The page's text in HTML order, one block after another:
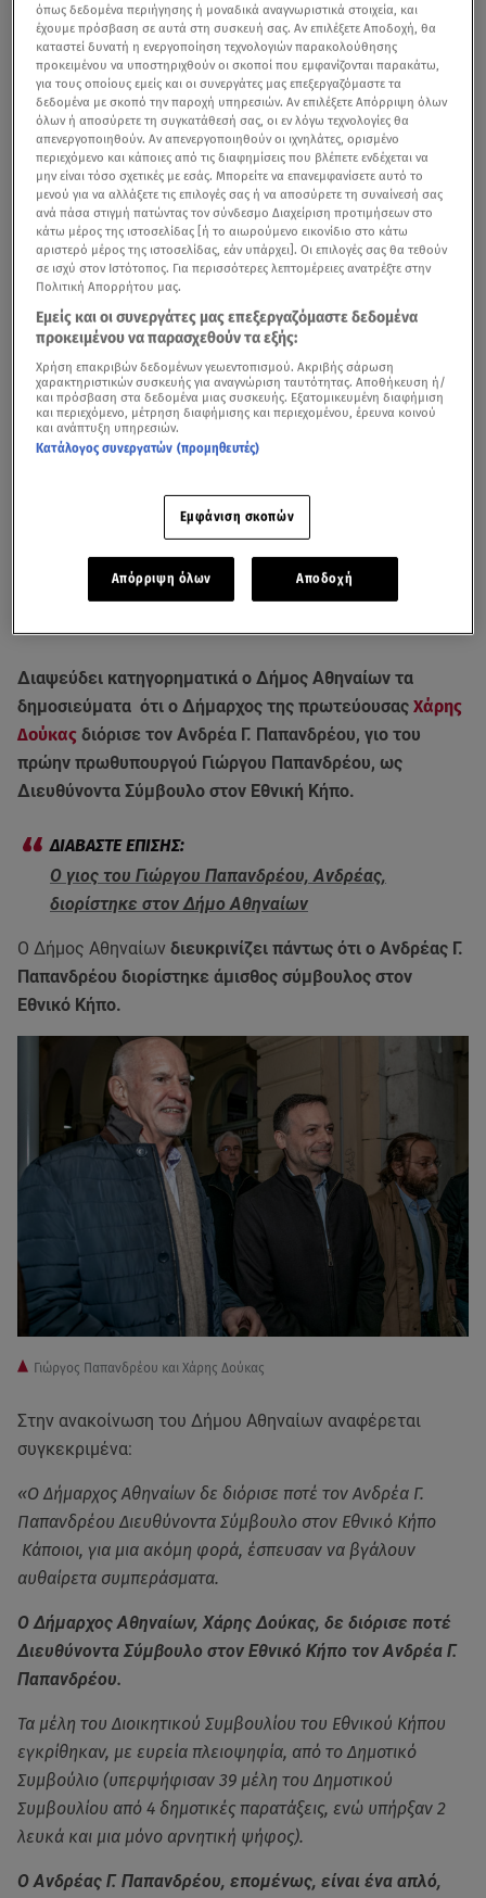
Διαψεύδει κατηγορηματικά ο Δήμος Αθηναίων τα
δημοσιεύματα ότι ο Δήμαρχος της πρωτεύουσας Χάρης
Δούκας διόρισε τον Ανδρέα Γ. Παπανδρέου, γιο του
πρώην πρωθυπουργού Γιώργου Παπανδρέου, ως
Διευθύνοντα Σύμβουλο στον Εθνική Κήπο.
Ο γιος του Γιώργου Παπανδρέου, Ανδρέας,
διορίστηκε στον Δήμο Αθηναίων
Ο Δήμος Αθηναίων διευκρινίζει πάντως ότι ο Ανδρέας Γ.
Παπανδρέου διορίστηκε άμισθος σύμβουλος στον
Εθνικό Κήπο.
Γιώργος Παπανδρέου και Χάρης Δούκας
Στην ανακοίνωση του Δήμου Αθηναίων αναφέρεται
συγκεκριμένα:
«Ο Δήμαρχος Αθηναίων δε διόρισε ποτέ τον Ανδρέα Γ.
Παπανδρέου Διευθύνοντα Σύμβουλο στον Εθνικό Κήπο
Κάποιοι, για μια ακόμη φορά, έσπευσαν να βγάλουν
αυθαίρετα συμπεράσματα.
Ο Δήμαρχος Αθηναίων, Χάρης Δούκας, δε διόρισε ποτέ
Διευθύνοντα Σύμβουλο στον Εθνικό Κήπο τον Ανδρέα Γ.
Παπανδρέου.
Τα μέλη του Διοικητικού Συμβουλίου του Εθνικού Κήπου
εγκρίθηκαν, με ευρεία πλειοψηφία, από το Δημοτικό
Συμβούλιο (υπερψήφισαν 39 μέλη του Δημοτικού
Συμβουλίου από 4 δημοτικές παρατάξεις, ενώ υπήρξαν 2
λευκά και μια μόνο αρνητική ψήφος).
Ο Ανδρέας Γ. Παπανδρέου, επομένως, είναι ένα απλό,
όπως δεδομένα περιήγησης ή μοναδικά αναγνωριστικά στοιχεία, και
έχουμε πρόσβαση σε αυτά στη συσκευή σας. Αν επιλέξετε Αποδοχή, θα
καταστεί δυνατή η ενεργοποίηση τεχνολογιών παρακολούθησης
προκειμένου να υποστηριχθούν οι σκοποί που εμφανίζονται παρακάτω,
για τους οποίους εμείς και οι συνεργάτες μας επεξεργαζόμαστε τα
δεδομένα με σκοπό την παροχή υπηρεσιών. Αν επιλέξετε Απόρριψη όλων
όλων ή αποσύρετε τη συγκατάθεσή σας, οι εν λόγω τεχνολογίες θα
απενεργοποιηθούν. Αν απενεργοποιηθούν οι ιχνηλάτες, ορισμένο
περιεχόμενο και κάποιες από τις διαφημίσεις που βλέπετε ενδέχεται να
μην είναι τόσο σχετικές με εσάς. Μπορείτε να επανεμφανίσετε αυτό το
μενού για να αλλάξετε τις επιλογές σας ή να αποσύρετε τη συναίνεσή σας
ανά πάσα στιγμή πατώντας τον σύνδεσμο Διαχείριση προτιμήσεων στο
κάτω μέρος της ιστοσελίδας [ή το αιωρούμενο εικονίδιο στο κάτω
αριστερό μέρος της ιστοσελίδας, εάν υπάρχει]. Οι επιλογές σας θα τεθούν
σε ισχύ στον Ιστότοπος. Για περισσότερες λεπτομέρειες ανατρέξτε στην
Πολιτική Απορρήτου μας.
Εμείς και οι συνεργάτες μας επεξεργαζόμαστε δεδομένα
προκειμένου να παρασχεθούν τα εξής:
Χρήση επακριβών δεδομένων γεωεντοπισμού. Ακριβής σάρωση
χαρακτηριστικών συσκευής για αναγνώριση ταυτότητας. Αποθήκευση ή/
και πρόσβαση στα δεδομένα μιας συσκευής. Εξατομικευμένη διαφήμιση
και περιεχόμενο, μέτρηση διαφήμισης και περιεχομένου, έρευνα κοινού
και ανάπτυξη υπηρεσιών.
Κατάλογος συνεργατών (προμηθευτές)
Εμφάνιση σκοπών
Απόρριψη όλων Αποδοχή